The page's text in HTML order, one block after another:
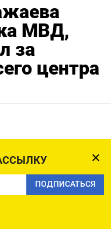
ПОДПИСАТЬСЯ
МВД,
за
центра
видео драки
Лужников,
охраны
ЦАО Москвы,